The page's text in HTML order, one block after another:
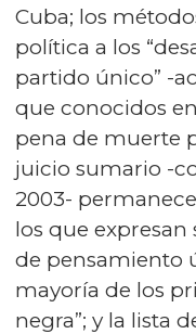
Cuba; los
política a los
partido único” -
que conocidos
pena de muerte
juicio sumario -
2003-
los que
de pensamiento
mayoría de los
negra”; y la lista